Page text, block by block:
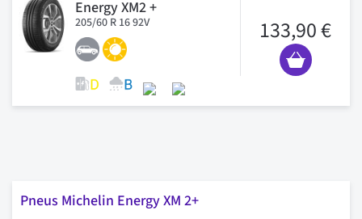
Energy XM2 +
205/60 R 16 92V 133,90 €
Pneus Michelin Energy XM 2+